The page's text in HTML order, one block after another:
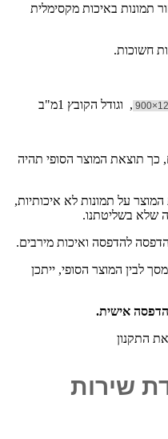
תמונות באיכות מקסימלית
חשוכות.
, וגודל הקובץ 1מ"ב
כך תוצאת המוצר הסופי תהיה
המוצר על תמונות לא איכותיות,
שלא בשליטתנו.
להדפסה ואיכות מירבים.
לבין המוצר הסופי, ייתכן
אישית.
התקנון
שירות